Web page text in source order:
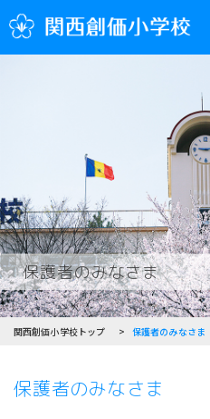
保護者のみなさま
関西創価小学校トップ 保護者のみなさま
保護者のみなさま